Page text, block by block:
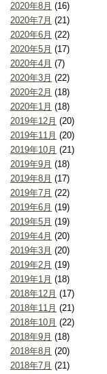
2020年8月 (16)
2020年7月 (21)
2020年6月 (22)
2020年5月 (17)
2020年4月 (7)
2020年3月 (22)
2020年2月 (18)
2020年1月 (18)
2019年12月 (20)
2019年11月 (20)
2019年10月 (21)
2019年9月 (18)
2019年8月 (17)
2019年7月 (22)
2019年6月 (19)
2019年5月 (19)
2019年4月 (20)
2019年3月 (20)
2019年2月 (19)
2019年1月 (18)
2018年12月 (17)
2018年11月 (21)
2018年10月 (22)
2018年9月 (18)
2018年8月 (20)
2018年7月 (21)